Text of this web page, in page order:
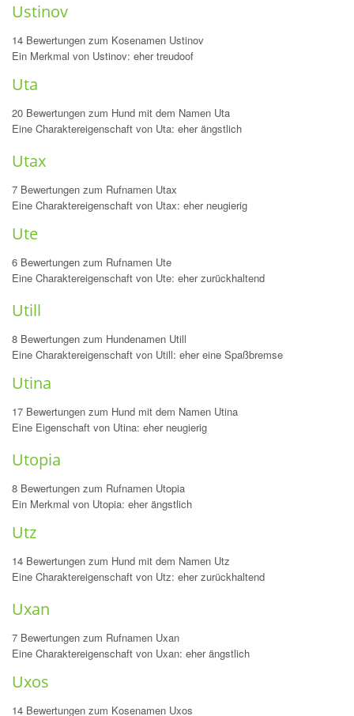
Ustinov
14 Bewertungen zum Kosenamen Ustinov
Ein Merkmal von Ustinov: eher treudoof
Uta
20 Bewertungen zum Hund mit dem Namen Uta
Eine Charaktereigenschaft von Uta: eher ängstlich
Utax
7 Bewertungen zum Rufnamen Utax
Eine Charaktereigenschaft von Utax: eher neugierig
Ute
6 Bewertungen zum Rufnamen Ute
Eine Charaktereigenschaft von Ute: eher zurückhaltend
Utill
8 Bewertungen zum Hundenamen Utill
Eine Charaktereigenschaft von Utill: eher eine Spaßbremse
Utina
17 Bewertungen zum Hund mit dem Namen Utina
Eine Eigenschaft von Utina: eher neugierig
Utopia
8 Bewertungen zum Rufnamen Utopia
Ein Merkmal von Utopia: eher ängstlich
Utz
14 Bewertungen zum Hund mit dem Namen Utz
Eine Charaktereigenschaft von Utz: eher zurückhaltend
Uxan
7 Bewertungen zum Rufnamen Uxan
Eine Charaktereigenschaft von Uxan: eher ängstlich
Uxos
14 Bewertungen zum Kosenamen Uxos